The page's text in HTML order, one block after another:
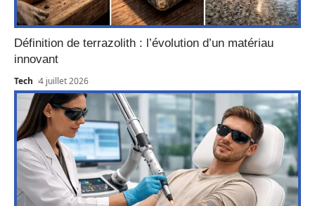
Définition de terrazolith : l’évolution d’un matériau
innovant
Tech 4 juillet 2026